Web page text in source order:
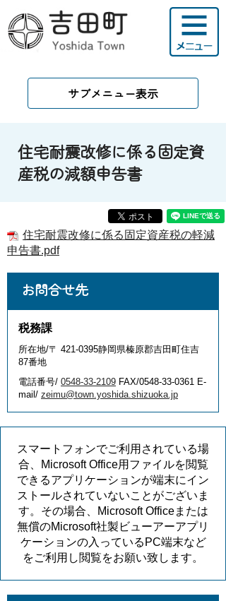
サブメニュー表示
住宅耐震改修に係る固定資
産税の減額申告書
住宅耐震改修に係る固定資産税の軽減
申告書.pdf
お問合せ先
税務課
所在地/〒 421-0395静岡県榛原郡吉田町住吉
87番地
電話番号/ 0548-33-2109 FAX/0548-33-0361 E-
mail/ zeimu@town.yoshida.shizuoka.jp
スマートフォンでご利用されている場
合、Microsoft Office用ファイルを閲覧
できるアプリケーションが端末にイン
ストールされていないことがございま
す。その場合、Microsoft Officeまたは
無償のMicrosoft社製ビューアーアプリ
ケーションの入っているPC端末など
をご利用し閲覧をお願い致します。